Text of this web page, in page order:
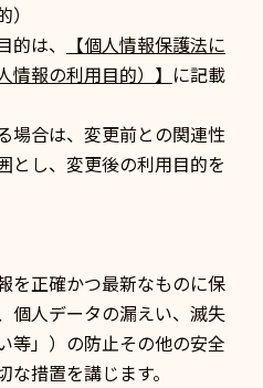
は、
【個人情報保護法に
報の利用目的）】 に記載
場合は、変更前との関連性
とし、変更後の利用目的を
を正確かつ最新なものに保
個人データの漏えい、滅失
等」）の防止その他の安全
措置を講じます。